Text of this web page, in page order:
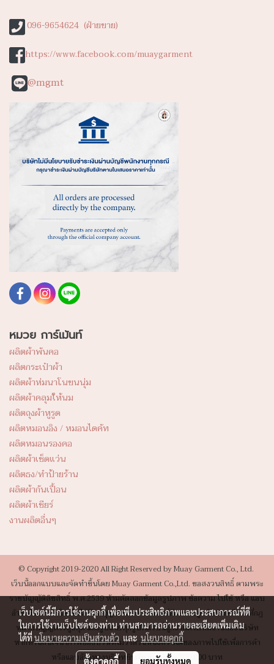
096-9654624 (ฝ่ายขาย)
https://www.facebook.com/muaygarment
@mgmt
หมวย การ์เม้นท์
ผลิตผ้าพันคอ
ผลิตกระเป๋าผ้า
ผลิตผ้าห่มนาโนขนนุ่ม
ผลิตผ้าคลุมให้นม
ผลิตถุงผ้าหูรูด
ผลิตหมอนอิง / หมอนไดคัท
ผลิตหมอนรองคอ
ผลิตผ้าเช็ดแว่น
ผลิตธง/ทำป้ายร้าน
ผลิตผ้ากันเปื้อน
ผลิตผ้าเชียร์
งานผลิตอื่นๆ
© Copyright 2019-2020 All Right Reserved by Muay Garment Co., Ltd.
เว็บนี้ออกแบบและจัดทำขึ้นโดย Muay Garment Co.,Ltd. ขอสงวนสิทธิ์ ตามพระ
ราชบัญญัติลิขสิทธิ์ พ.ศ.2539 ห้ามคัดลอกข้อมูลรูปภาพ ข้อความ ไปใช้ หรือ แอบ
อ้างเพื่อการค้า โดยไม่ได้รับอนุญาตเป็นลายลักษณ์อักษรจะถูกดำเนินคดีตามที่กฏ
หมายบัญญัติไว้สูงสุด และรูปถ่ายทุกรูปในเว็บนี้ถูกถ่ายด้วยทีมงานของบริษัท
หากท่านสนใจนำภาพของบริษัทไม่ว่าส่วนหนึ่งส่วนได้ของภาพไปใช้เพื่อการค้า
หรือแอบอ้างทางบริษัทยินดีขายภาพละ 300,000 บาท
เว็บไซต์นี้มีการใช้งานคุกกี้ เพื่อเพิ่มประสิทธิภาพและประสบการณ์ที่ดี
ในการใช้งานเว็บไซต์ของท่าน ท่านสามารถอ่านรายละเอียดเพิ่มเติม
ได้ที่นโยบายความเป็นส่วนตัว และ นโยบายคุกกี้
ตั้งค่าคุกกี้ ยอมรับทั้งหมด